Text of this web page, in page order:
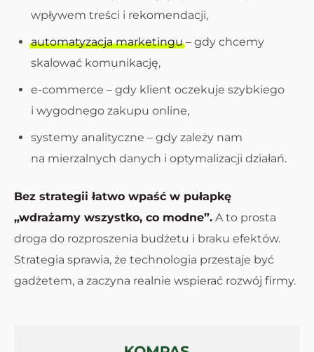
wpływem treści i rekomendacji,
automatyzacja marketingu– gdy chcemy
skalować komunikację,
e-commerce – gdy klient oczekuje szybkiego
i wygodnego zakupu online,
systemy analityczne – gdy zależy nam
na mierzalnych danych i optymalizacji działań.
Bez strategii łatwo wpaść w pułapkę
„wdrażamy wszystko, co modne”. A to prosta
droga do rozproszenia budżetu i braku efektów.
Strategia sprawia, że technologia przestaje być
gadżetem, a zaczyna realnie wspierać rozwój firmy.